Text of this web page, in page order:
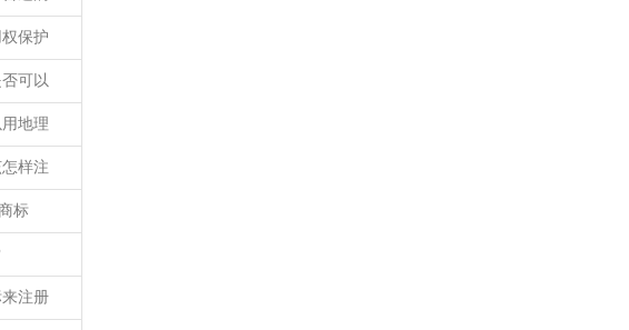
保护
可以
地理
样注
标
注册